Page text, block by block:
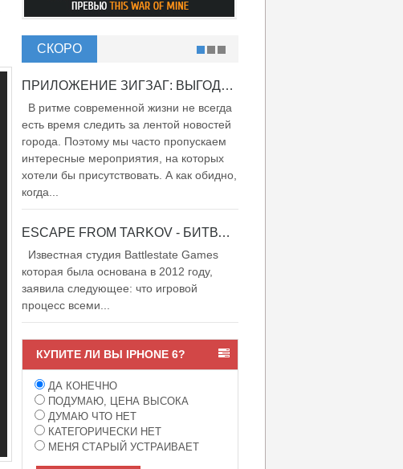
СКОРО
ПРИЛОЖЕНИЕ ЗИГЗАГ: ВЫГОДНО ВДВОЙНЕ!
В ритме современной жизни не всегда
есть время следить за лентой новостей
города. Поэтому мы часто пропускаем
интересные мероприятия, на которых
хотели бы присутствовать. А как обидно,
когда...
ESCAPE FROM TARKOV - БИТВА ЗА ТАРКОВ
Известная студия Battlestate Games
которая была основана в 2012 году,
заявила следующее: что игровой
процесс всеми...
КУПИТЕ ЛИ ВЫ IPHONE 6?
ДА КОНЕЧНО
ПОДУМАЮ, ЦЕНА ВЫСОКА
ДУМАЮ ЧТО НЕТ
КАТЕГОРИЧЕСКИ НЕТ
МЕНЯ СТАРЫЙ УСТРАИВАЕТ